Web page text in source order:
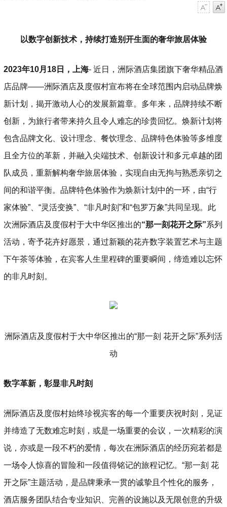
以数字创新技术，持续打造别开生面的奢华旅居体验
2023年10月 18 日，上海- 近日，洲际酒店集团旗下奢华精品酒
店品牌——洲际酒店及度假村宣布将在全球范围内启动品牌焕
新计划，揭开激动人心的发展新篇章。多年来，品牌持续不断
创新，为旅行者带来持久且令人难忘的珍贵回忆。焕新计划将
包含品牌文化、设计理念、餐饮理念、品牌特色体验等多维度
且全方位的革新，并融入尖端技术、创新设计和多元卓越的团
队成员，重新解构奢华旅居体验，实现自由无拘与熟悉亲切之
间的和谐平衡。品牌特色体验作为焕新计划中的一环，由“行
家体验”、“灵活变换”、“非凡时刻”和“包罗万象”共同呈现。此
次洲际酒店及度假村于大中华区推出的“那一刻花开之际”系列
活动，寄予花卉好愿景，通过新颖的花卉数字装置艺术与主题
下午茶等体验，在宾客人生里程碑的重要瞬间，缔造难以忘怀
的非凡时刻。
洲际酒店及度假村于大中华区推出的“那一刻 花开之际”系列活
动
数字革新，彰显非凡时刻
洲际酒店及度假村始终珍视宾客的每一个重要庆祝时刻，见证
并缔造了无数难忘时刻，或是一场重要的会议，一次精彩的演
说，亦或是一段不朽的爱情，每次在洲际酒店的经历宛若都是
一场令人惊喜的冒险和一段值得铭记的旅程记忆。“那一刻 花
开之际”主题活动，是品牌秉承一贯的诚挚且个性化的服务，
酒店服务团队结合专业知识、完善的设施以及无限创意的升级